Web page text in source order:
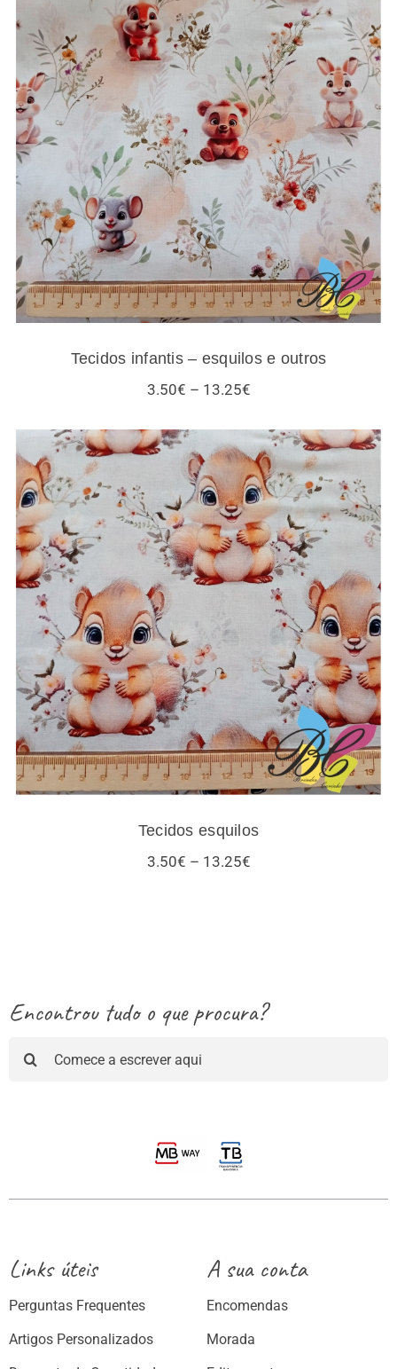
Tecidos infantis – esquilos e outros
Tecidos infantis – esquilos e outros
3.50€ – 13.25€Price
through
13.25€
Tecidos esquilos
Tecidos esquilos
3.50€ – 13.25€Price
Encontrou tudo o que procura?
Links úteis
Perguntas Frequentes
Artigos Personalizados
A sua conta
Encomendas
Morada